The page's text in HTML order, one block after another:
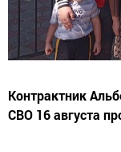
Контрактник
СВО 16 августа